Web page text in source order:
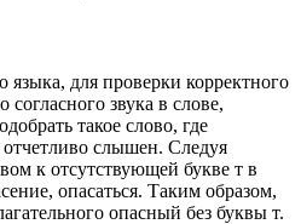
языка, для проверки корректного
звука в слове,
такое слово, где
отчетливо слышен. Следуя
к отсутствующей букве т в
опасаться. Таким образом,
опасный без буквы т.